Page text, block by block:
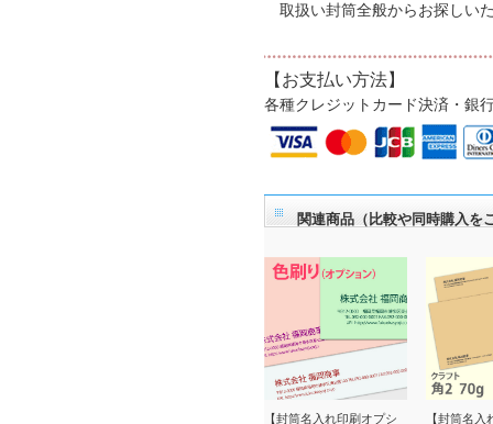
取扱い封筒全般からお探しい
【お支払い方法】
各種クレジットカード決済・銀
関連商品（比較や同時購入を
【封筒名入れ印刷オプシ 【封筒名入